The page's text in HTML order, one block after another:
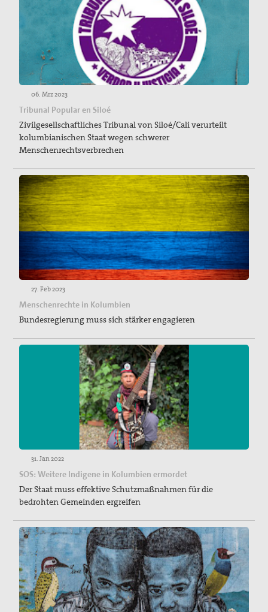
06. Mrz 2023
Tribunal Popular en Siloé
Zivilgesellschaftliches Tribunal von Siloé/Cali verurteilt
kolumbianischen Staat wegen schwerer
Menschenrechtsverbrechen
27. Feb 2023
Menschenrechte in Kolumbien
Bundesregierung muss sich stärker engagieren
31. Jan 2022
SOS: Weitere Indigene in Kolumbien ermordet
Der Staat muss effektive Schutzmaßnahmen für die
bedrohten Gemeinden ergreifen